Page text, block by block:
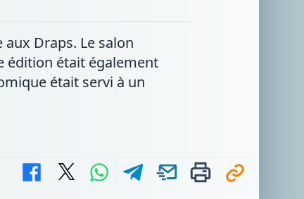
Draps. Le salon
édition était également
était servi à un